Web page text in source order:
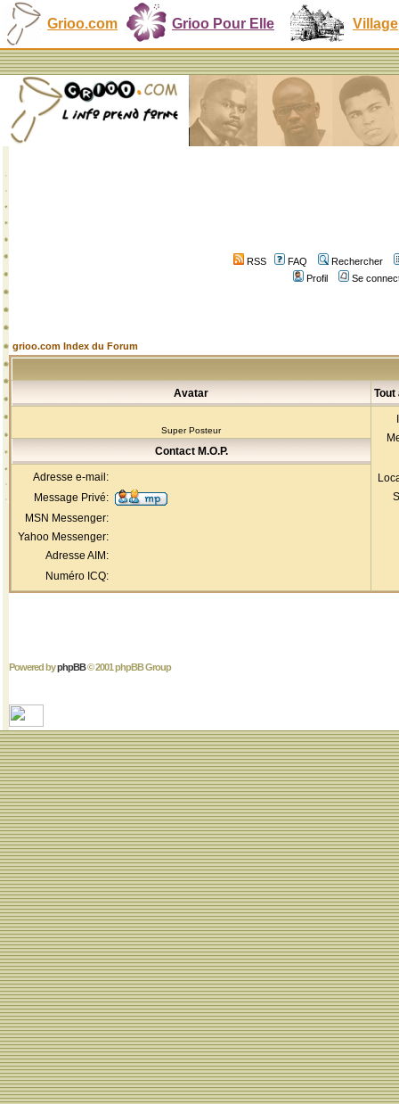
Grioo.com Grioo Pour Elle Village
RSS FAQ
Rechercher
Profil
Se
grioo.com Index du Forum
Avatar Tout
Super Posteur
Contact M.O.P.
Adresse e-mail:
Message Privé:
MSN Messenger:
Yahoo Messenger:
Adresse AIM:
Numéro ICQ:
Powered byphpBB© 2001 phpBB Group